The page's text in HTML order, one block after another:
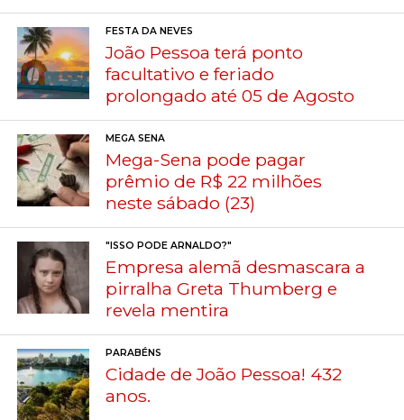
FESTA DA NEVES
João Pessoa terá ponto
facultativo e feriado
prolongado até 05 de Agosto
MEGA SENA
Mega-Sena pode pagar
prêmio de R$ 22 milhões
neste sábado (23)
"ISSO PODE ARNALDO?"
Empresa alemã desmascara a
pirralha Greta Thumberg e
revela mentira
PARABÉNS
Cidade de João Pessoa! 432
anos.